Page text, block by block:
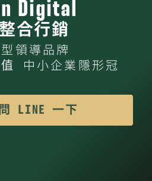
Digital
合行銷
領導品牌
中小企業隱形冠
LINE 一下